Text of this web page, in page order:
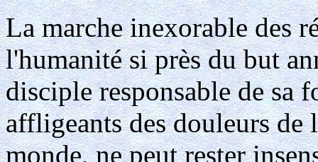
La marche inexorable des
l'humanité si près du but
disciple responsable de sa
affligeants des douleurs
monde, ne peut rester